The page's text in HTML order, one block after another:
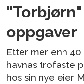
oppgaver
Etter mer enn
havnas trofaste
hos sin nye eier